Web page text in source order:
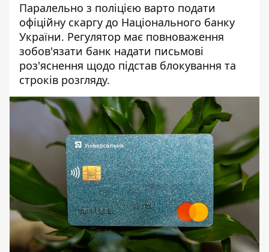
Паралельно з поліцією варто подати
офіційну скаргу до Національного банку
України. Регулятор має повноваження
зобов'язати банк надати письмові
роз'яснення щодо підстав блокування та
строків розгляду.